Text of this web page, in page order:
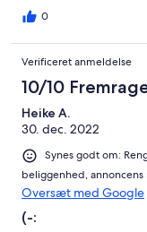
0
Verificeret anmeldelse
10/10
Heike A.
30. dec. 2022
Synes godt om:
beliggenhed,
Oversæt med Google
(-: